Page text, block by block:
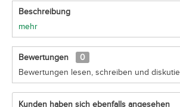
Beschreibung
mehr
Bewertungen
0
Bewertungen lesen, schreiben und
Kunden haben sich ebenfalls angesehen